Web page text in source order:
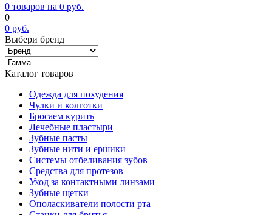
0 товаров на 0 руб.
0
0 руб.
Выбери бренд
Каталог товаров
Одежда для похудения
Чулки и колготки
Бросаем курить
Лечебные пластыри
Зубные пасты
Зубные нити и ершики
Системы отбеливания зубов
Средства для протезов
Уход за контактными линзами
Зубные щетки
Ополаскиватели полости рта